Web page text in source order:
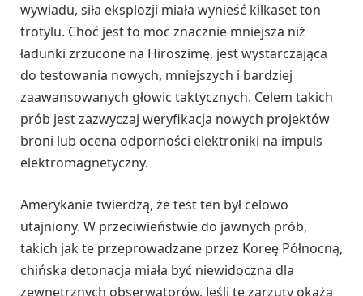
wywiadu, siła eksplozji miała wynieść kilkaset ton
trotylu. Choć jest to moc znacznie mniejsza niż
ładunki zrzucone na Hiroszimę, jest wystarczająca
do testowania nowych, mniejszych i bardziej
zaawansowanych głowic taktycznych. Celem takich
prób jest zazwyczaj weryfikacja nowych projektów
broni lub ocena odporności elektroniki na impuls
elektromagnetyczny.
Amerykanie twierdzą, że test ten był celowo
utajniony. W przeciwieństwie do jawnych prób,
takich jak te przeprowadzane przez Koreę Północną,
chińska detonacja miała być niewidoczna dla
zewnętrznych obserwatorów. Jeśli te zarzuty okażą